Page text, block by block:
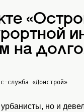
на
служба «Донстрой»
но и